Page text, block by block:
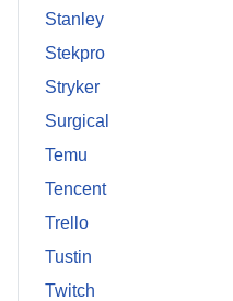
Stanley
Stekpro
Stryker
Surgical
Temu
Tencent
Trello
Tustin
Twitch